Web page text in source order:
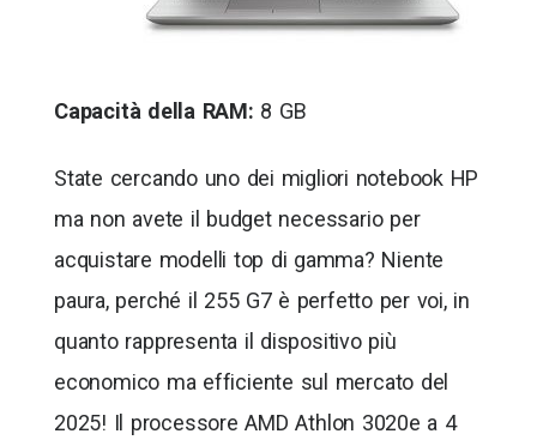
Capacità della RAM: 8 GB
State cercando uno dei migliori notebook HP
ma non avete il budget necessario per
acquistare modelli top di gamma? Niente
paura, perché il 255 G7 è perfetto per voi, in
quanto rappresenta il dispositivo più
economico ma efficiente sul mercato del
2025! Il processore AMD Athlon 3020e a 4